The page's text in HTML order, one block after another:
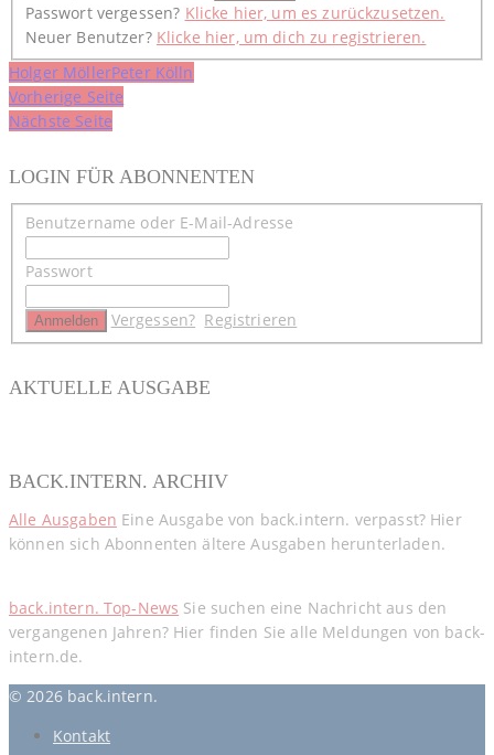
Passwort vergessen? Klicke hier, um es zurückzusetzen.
Neuer Benutzer? Klicke hier, um dich zu registrieren.
Holger MöllerPeter Kölln
Beitragsnavigation
Vorherige Seite
Nächste Seite
LOGIN FÜR ABONNENTEN
Benutzername oder E-Mail-Adresse
Passwort
Vergessen? Registrieren
AKTUELLE AUSGABE
BACK.INTERN. ARCHIV
Alle Ausgaben Eine Ausgabe von back.intern. verpasst? Hier
können sich Abonnenten ältere Ausgaben herunterladen.
back.intern. Top-News Sie suchen eine Nachricht aus den
vergangenen Jahren? Hier finden Sie alle Meldungen von back-
intern.de.
© 2026 back.intern.
Kontakt